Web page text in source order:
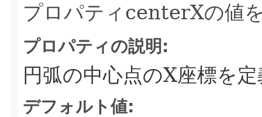
プロパティcenterXの値
プロパティの説明:
円弧の中心点のX座標を
デフォルト値: